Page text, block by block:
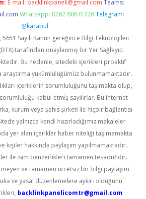
E-mail: backlinkpaneli@gmail.com Teams:
Whatsapp: 0262 606 0 726 Telegram:
@karabul
5651 Sayılı Kanun gereğince Bilgi Teknolojileri
tarafından onaylanmış bir Yer Sağlayıcı
Bu nedenle, sitedeki içerikleri proaktif
yükümlülüğümüz bulunmamaktadır.
içeriklerin sorumluluğunu taşımakta olup,
kabul etmiş sayılırlar. Bu internet
kurum veya şahıs şirketi ile hiçbir bağlantısı
yalnızca kendi hazırladığımız makaleler
yer alan içerikler haber niteliği taşımamakta
kişiler hakkında paylaşım yapılmamaktadır.
ile isim benzerlikleri tamamen tesadüfidir.
ve tamamen ücretsiz bir bilgi paylaşım
ve yasal düzenlemelere aykırı olduğunu
backlinkpanelicomtr@gmail.com